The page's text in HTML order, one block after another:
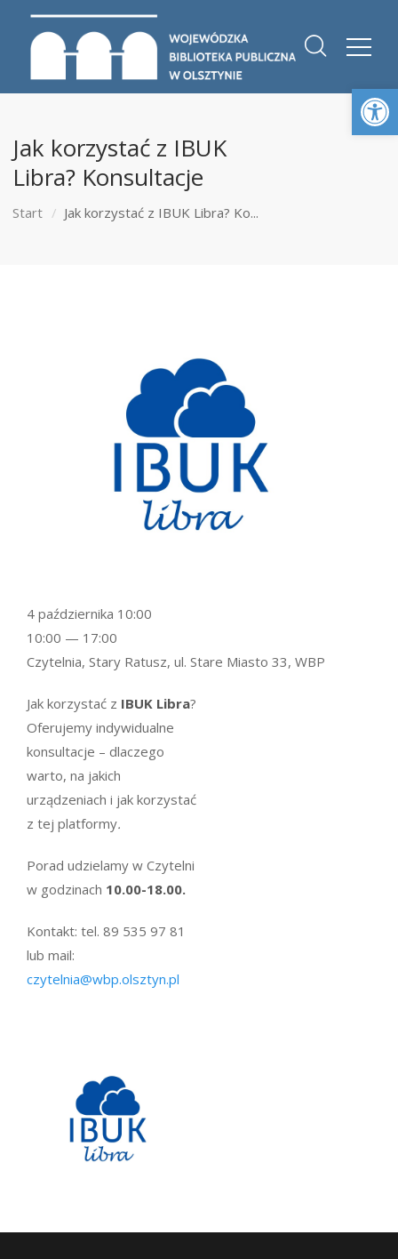
Jak korzystać z IBUK
Libra? Konsultacje
Start Jak korzystać z IBUK Libra? Ko...
Jak korzystać z IBUK Libra?
Oferujemy indywidualne
konsultacje – dlaczego
warto, na jakich
urządzeniach i jak korzystać
z tej platformy.
Porad udzielamy w Czytelni
w godzinach 10.00-18.00.
Kontakt: tel. 89 535 97 81
lub mail:
czytelnia@wbp.olsztyn.pl
4 października 10:00
10:00 — 17:00
Czytelnia, Stary Ratusz, ul. Stare Miasto 33, WBP